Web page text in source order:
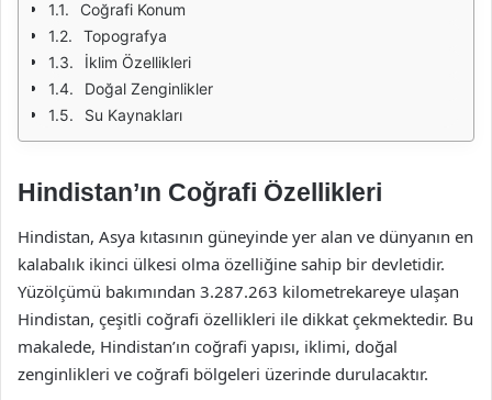
Coğrafi Konum
Topografya
İklim Özellikleri
Doğal Zenginlikler
Su Kaynakları
Hindistan’ın Coğrafi Özellikleri
Hindistan, Asya kıtasının güneyinde yer alan ve dünyanın en
kalabalık ikinci ülkesi olma özelliğine sahip bir devletidir.
Yüzölçümü bakımından 3.287.263 kilometrekareye ulaşan
Hindistan, çeşitli coğrafi özellikleri ile dikkat çekmektedir. Bu
makalede, Hindistan’ın coğrafi yapısı, iklimi, doğal
zenginlikleri ve coğrafi bölgeleri üzerinde durulacaktır.